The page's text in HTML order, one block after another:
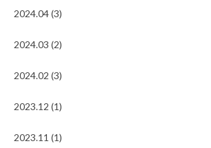
2024.04 (3)
2024.03 (2)
2024.02 (3)
2023.12 (1)
2023.11 (1)